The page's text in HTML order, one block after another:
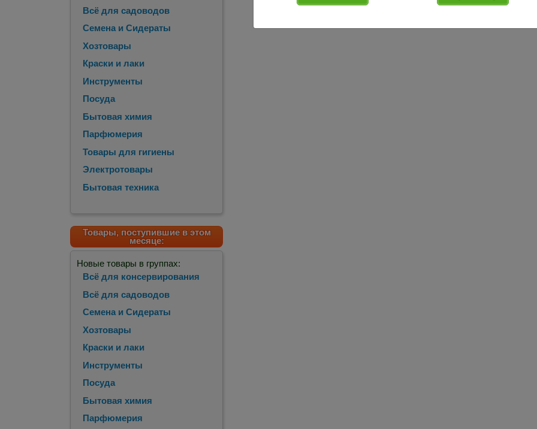
Всё для садоводов
Семена и Сидераты
Хозтовары
Краски и лаки
Инструменты
Посуда
Бытовая химия
Парфюмерия
Товары для гигиены
Электротовары
Бытовая техника
Товары, поступившие в этом
месяце:
Новые товары в группах:
Всё для консервирования
Всё для садоводов
Семена и Сидераты
Хозтовары
Краски и лаки
Инструменты
Посуда
Бытовая химия
Парфюмерия